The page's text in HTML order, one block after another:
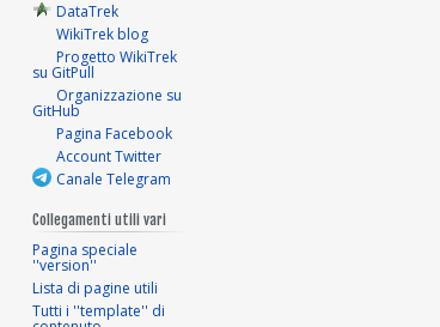
DataTrek
WikiTrek blog
Progetto WikiTrek
su GitPull
Organizzazione su
GitHub
Pagina Facebook
Account Twitter
Canale Telegram
Collegamenti utili vari
Pagina speciale
''version''
Lista di pagine utili
Tutti i ''template'' di